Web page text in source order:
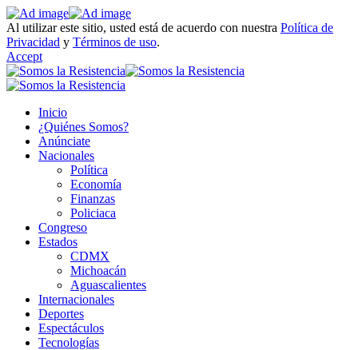
Al utilizar este sitio, usted está de acuerdo con nuestra Política de
Privacidad y Términos de uso.
Accept
Inicio
¿Quiénes Somos?
Anúnciate
Nacionales
Política
Economía
Finanzas
Policiaca
Congreso
Estados
CDMX
Michoacán
Aguascalientes
Internacionales
Deportes
Espectáculos
Tecnologías